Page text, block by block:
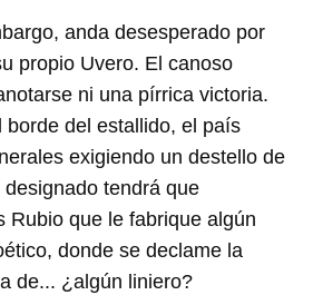
anda desesperado por
propio Uvero. El canoso
ni una pírrica victoria.
borde del estallido, el país
exigiendo un destello de
designado tendrá que
Rubio que le fabrique algún
donde se declame la
de... ¿algún liniero?